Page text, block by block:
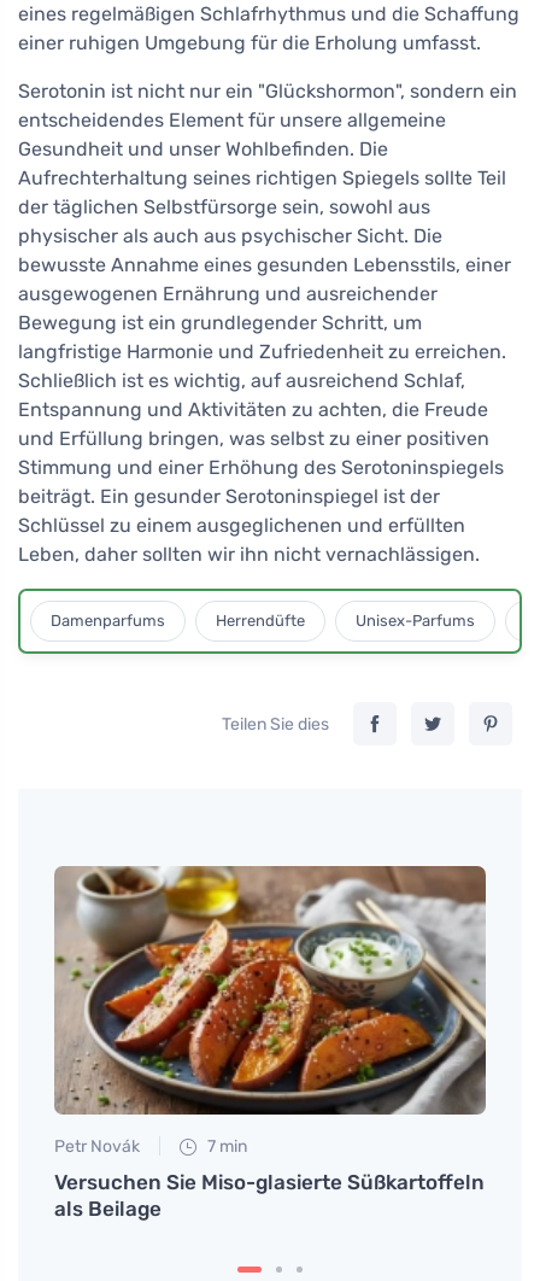
eines regelmäßigen Schlafrhythmus und die Schaffung
einer ruhigen Umgebung für die Erholung umfasst.
Serotonin ist nicht nur ein "Glückshormon", sondern ein
entscheidendes Element für unsere allgemeine
Gesundheit und unser Wohlbefinden. Die
Aufrechterhaltung seines richtigen Spiegels sollte Teil
der täglichen Selbstfürsorge sein, sowohl aus
physischer als auch aus psychischer Sicht. Die
bewusste Annahme eines gesunden Lebensstils, einer
ausgewogenen Ernährung und ausreichender
Bewegung ist ein grundlegender Schritt, um
langfristige Harmonie und Zufriedenheit zu erreichen.
Schließlich ist es wichtig, auf ausreichend Schlaf,
Entspannung und Aktivitäten zu achten, die Freude
und Erfüllung bringen, was selbst zu einer positiven
Stimmung und einer Erhöhung des Serotoninspiegels
beiträgt. Ein gesunder Serotoninspiegel ist der
Schlüssel zu einem ausgeglichenen und erfüllten
Leben, daher sollten wir ihn nicht vernachlässigen.
Damenparfums Herrendüfte Unisex-Parfums
Teilen Sie dies
Petr Novák 7 min
Versuchen Sie Miso-glasierte Süßkartoffeln
als Beilage